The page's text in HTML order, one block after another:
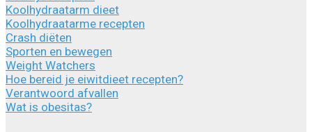
Koolhydraatarm dieet
Koolhydraatarme recepten
Crash diëten
Sporten en bewegen
Weight Watchers
Hoe bereid je eiwitdieet recepten?
Verantwoord afvallen
Wat is obesitas?